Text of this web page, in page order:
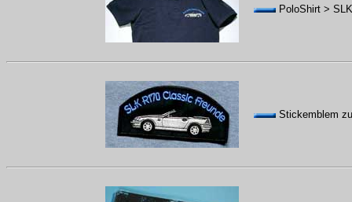
PoloShirt >
Stickemblem